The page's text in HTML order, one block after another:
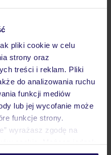
pliki cookie w celu
strony oraz
treści i reklam. Pliki
do analizowania ruchu
funkcji mediów
lub jej wycofanie może
funkcje strony.
wyrażasz zgodę na